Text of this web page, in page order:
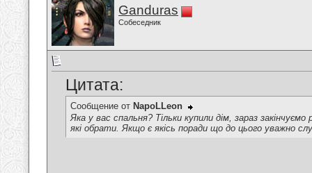
Ganduras
Собеседник
Цитата:
Сообщение от NapoLLeon
Яка у вас спальня? Тільки купили дім, зараз
які обрати. Якщо є якісь поради що до цього уважно